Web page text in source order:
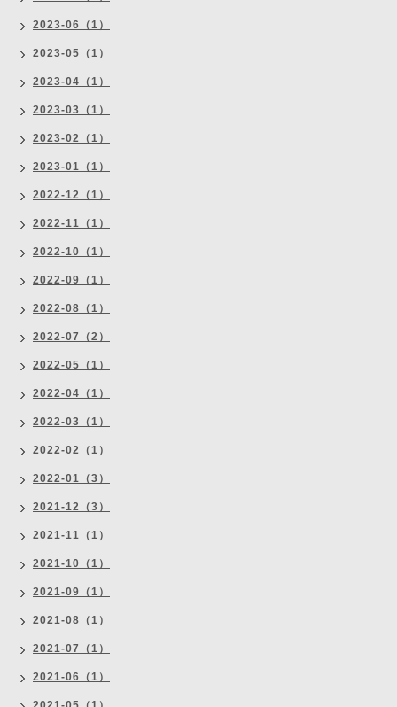
2023-06（1）
2023-05（1）
2023-04（1）
2023-03（1）
2023-02（1）
2023-01（1）
2022-12（1）
2022-11（1）
2022-10（1）
2022-09（1）
2022-08（1）
2022-07（2）
2022-05（1）
2022-04（1）
2022-03（1）
2022-02（1）
2022-01（3）
2021-12（3）
2021-11（1）
2021-10（1）
2021-09（1）
2021-08（1）
2021-07（1）
2021-06（1）